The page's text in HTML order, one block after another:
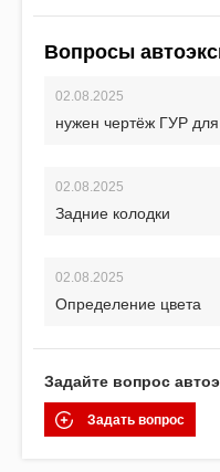
Вопросы
02.08.2025
нужен чертёж ГУР
02.08.2025
Задние колодки
02.08.2025
Определение цвета
Задайте вопрос
Задать вопрос